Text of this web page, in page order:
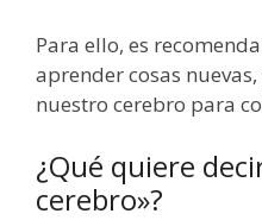
Para ello, es
aprender cosas
nuestro cerebro para
¿Qué quiere
cerebro»?